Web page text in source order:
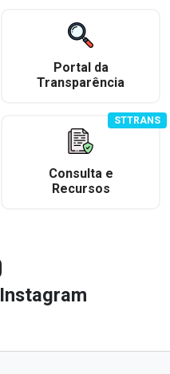
Portal da
Transparência
Consulta e
Recursos
STTRANS
Instagram